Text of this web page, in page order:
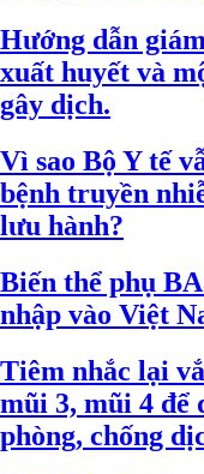
Hướng dẫn
xuất huyết và
gây dịch.
Vì sao Bộ Y tế
bệnh truyền
lưu hành?
Biến thể phụ
nhập vào Việt
Tiêm nhắc lại
mũi 3, mũi 4 để
phòng, chống